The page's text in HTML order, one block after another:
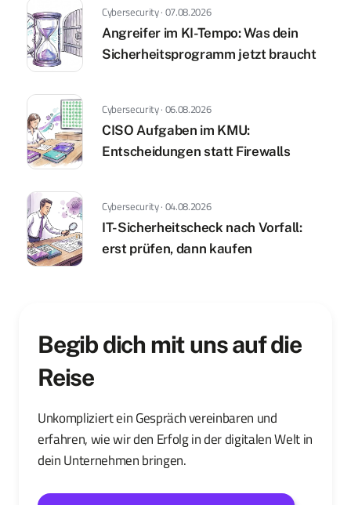
Cybersecurity · 07.08.2026
Angreifer im KI-Tempo: Was dein
Sicherheitsprogramm jetzt braucht
Cybersecurity · 06.08.2026
CISO Aufgaben im KMU:
Entscheidungen statt Firewalls
Cybersecurity · 04.08.2026
IT-Sicherheitscheck nach Vorfall:
erst prüfen, dann kaufen
Begib dich mit uns auf die
Reise
Unkompliziert ein Gespräch vereinbaren und
erfahren, wie wir den Erfolg in der digitalen Welt in
dein Unternehmen bringen.